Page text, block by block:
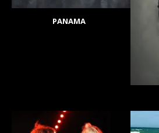
PANAMA